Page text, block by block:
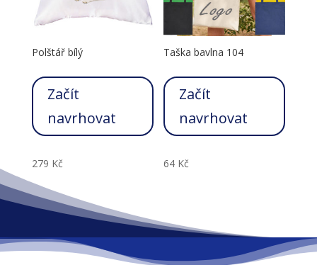
Polštář bílý
Začít
navrhovat
279 Kč
Taška bavlna 104
Začít
navrhovat
64 Kč